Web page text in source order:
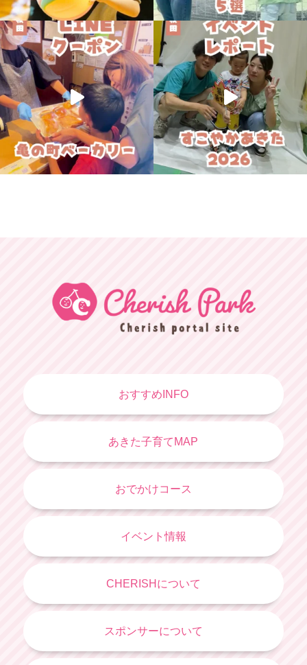
おすすめINFO
あきた子育てMAP
おでかけコース
イベント情報
CHERISHについて
スポンサーについて